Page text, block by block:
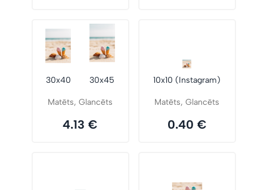
30x40 30x45
Matēts, Glancēts
4.13 €
10x10 (Instagram)
Matēts, Glancēts
0.40 €